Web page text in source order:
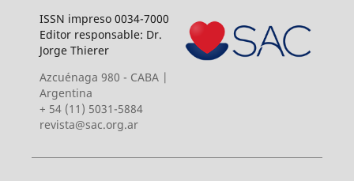
ISSN impreso 0034-7000
Editor responsable: Dr.
Jorge Thierer
Azcuénaga 980 - CABA |
Argentina
+ 54 (11) 5031-5884
revista@sac.org.ar